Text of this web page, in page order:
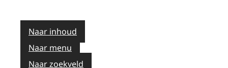
Naar inhoud
Naar menu
Naar zoekveld